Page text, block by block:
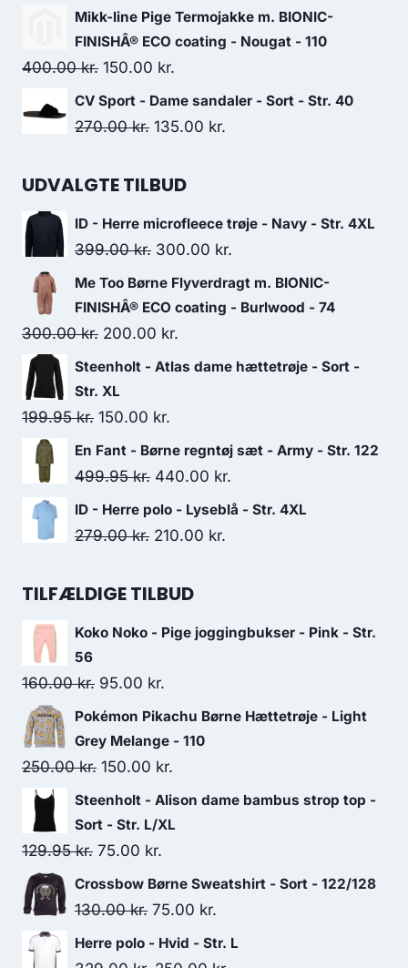
price
was:
375.00 kr..
price
is:
Mikk-line Pige Termojakke m. BIONIC-
FINISHÂ® ECO coating - Nougat - 110
400.00kr. Original
price
was:
150.00 kr.
price
is:
CV Sport - Dame sandaler - Sort - Str. 40
270.00kr. Original
was:
135.00 kr.
UDVALGTE TILBUD
ID - Herre microfleece trøje - Navy - Str. 4XL
399.00kr. Original
price
was:
399.00 kr..
300.00 kr.
price
is:
Me Too Børne Flyverdragt m. BIONIC-
FINISHÂ® ECO coating - Burlwood - 74
300.00kr. Original
price
was:
300.00 kr..
200.00 kr.
price
Steenholt - Atlas dame hættetrøje - Sort -
Str. XL
199.95kr. Original
price
was:
150.00 kr.
price
is:
150.00 kr..
En Fant - Børne regntøj sæt - Army - Str. 122
499.95kr. Original
price
was:
440.00 kr.
price
ID - Herre polo - Lyseblå - Str. 4XL
279.00kr. Original
was:
210.00 kr.
TILFÆLDIGE TILBUD
Koko Noko - Pige joggingbukser - Pink - Str.
56
160.00kr. Original
price
was:
160.00 kr..
95.00 kr.
price
is:
95.00 kr..
Pokémon Pikachu Børne Hættetrøje - Light
Grey Melange - 110
250.00kr. Original
price
was:
250.00 kr..
150.00 kr.
price
Steenholt - Alison dame bambus strop top -
Sort - Str. L/XL
129.95kr. Original
price
was:
75.00 kr.
price
is:
Crossbow Børne Sweatshirt - Sort - 122/128
130.00kr. Original
price
was:
75.00 kr.
price
is:
Herre polo - Hvid - Str. L